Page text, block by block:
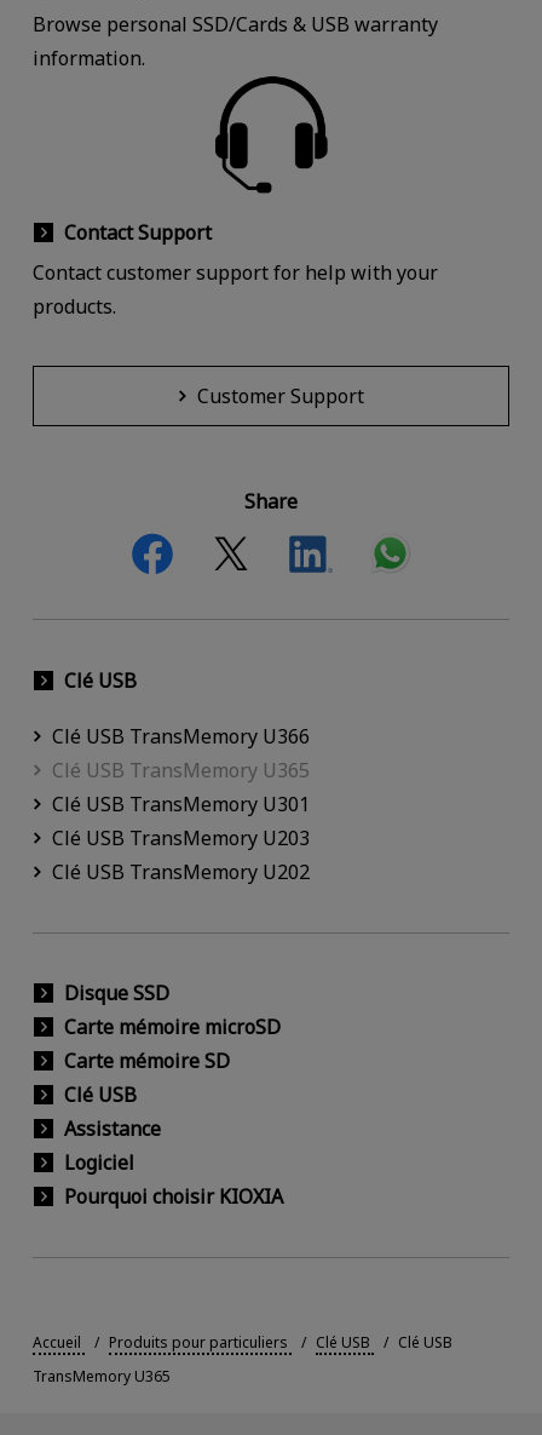
Browse personal SSD/Cards & USB warranty
information.
Contact Support
Contact customer support for help with your
products.
Customer Support
Share
Clé USB
Clé USB TransMemory U366
Clé USB TransMemory U365
Clé USB TransMemory U301
Clé USB TransMemory U203
Clé USB TransMemory U202
Disque SSD
Carte mémoire microSD
Carte mémoire SD
Clé USB
Assistance
Logiciel
Pourquoi choisir KIOXIA
Accueil Produits pour particuliers Clé USB
Clé USB
TransMemory U365